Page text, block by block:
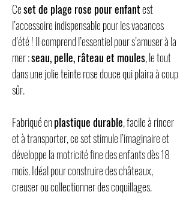
Ceset de plage rose pour enfantest
l’accessoire indispensable pour les vacances
d’été ! Il comprend l’essentiel pour s’amuser à la
mer :seau, pelle, râteau et moules, le tout
dans une jolie teinte rose douce qui plaira à coup
sûr.
Fabriqué enplastique durable, facile à rincer
et à transporter, ce set stimule l’imaginaire et
développe la motricité fine des enfants dès 18
mois. Idéal pour construire des châteaux,
creuser ou collectionner des coquillages.